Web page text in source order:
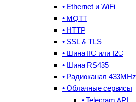
• Ethernet и WiFi
• MQTT
• HTTP
• SSL & TLS
• Шина IIC или I2C
• Шина RS485
• Радиоканал 433MHz
• Облачные сервисы
• Telegram API